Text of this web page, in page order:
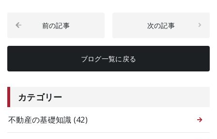
前の記事 次の記事
ブログ一覧に戻る
カテゴリー
不動産の基礎知識 (42)